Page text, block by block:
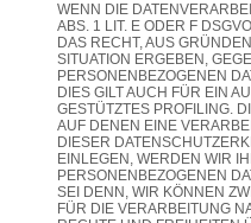
WENN DIE
ABS. 1 LIT. E ODER F
DAS RECHT, AUS
SITUATION ERGEBEN,
PERSONENBEZOGENEN
DIES GILT AUCH FÜR EIN
GESTÜTZTES PROFILING.
AUF DENEN EINE
DIESER
EINLEGEN, WERDEN WIR
PERSONENBEZOGENEN
SEI DENN, WIR KÖNNEN
FÜR DIE VERARBEITUNG